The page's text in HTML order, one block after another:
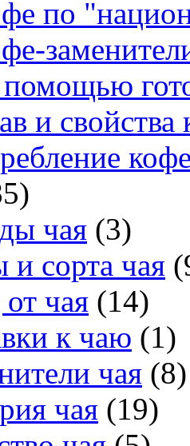
по
и свойства
чая (3)
сорта чая
чая (14)
к чаю (1)
чая (8)
чая (19)